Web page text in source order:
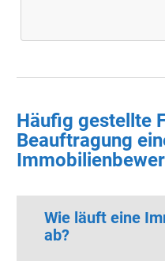
Häufig gestellte
Beauftragung
Wie läuft eine
ab?